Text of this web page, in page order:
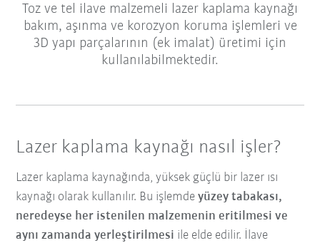
Toz ve tel ilave malzemeli lazer kaplama kaynağı
bakım, aşınma ve korozyon koruma işlemleri ve
3D yapı parçalarının (ek imalat) üretimi için
kullanılabilmektedir.
Lazer kaplama kaynağı nasıl işler?
Lazer kaplama kaynağında, yüksek güçlü bir lazer ısı
kaynağı olarak kullanılır. Bu işlemdeyüzey tabakası,
neredeyse her istenilen malzemenin eritilmesi ve
aynı zamanda yerleştirilmesi ile elde edilir. İlave